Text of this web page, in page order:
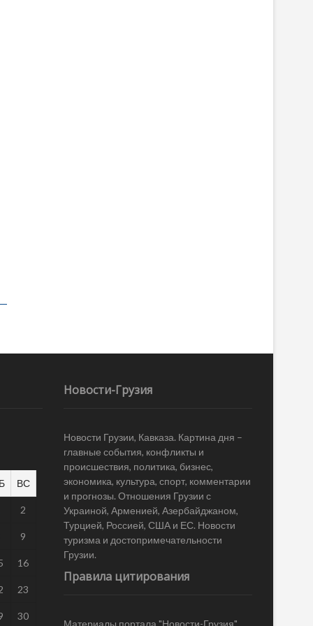
ВС
2
9
16
23
30
Новости-Грузия
Новости Грузии, Кавказа. Картина дня –
главные события, конфликты и
происшествия, политика, бизнес,
экономика, культура, спорт, комментарии
и прогнозы. Отношения Грузии с
Украиной, Арменией, Азербайджаном,
Турцией, Россией, США и ЕС. Новости
туризма и достопримечательности
Грузии.
Правила цитирования
Материалы портала "Новости-Грузия"